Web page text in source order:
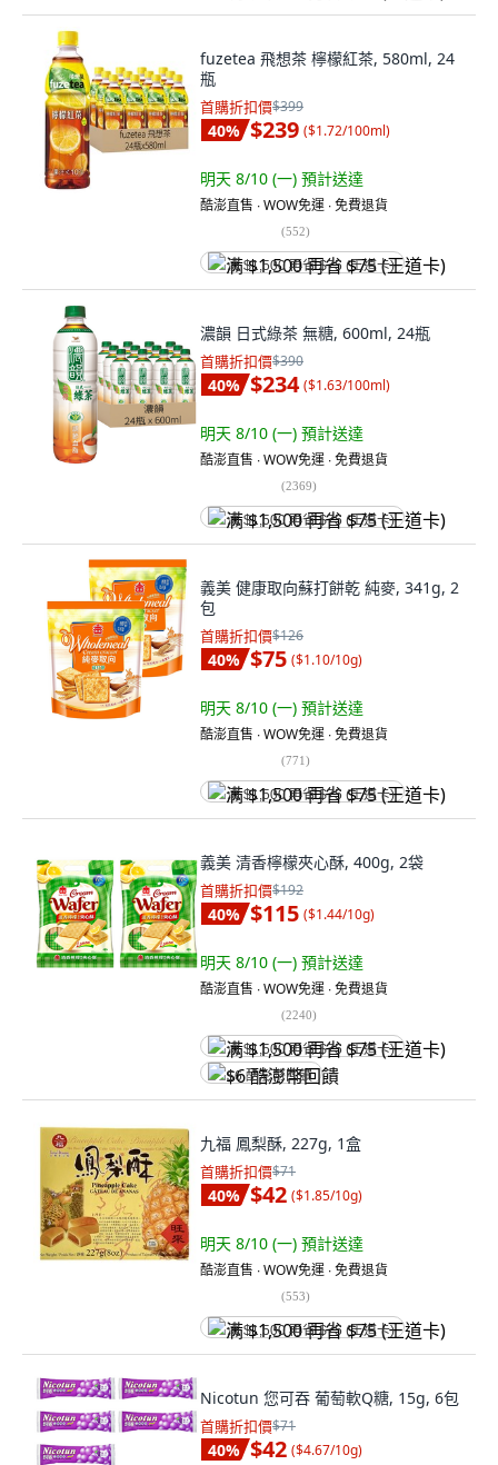
fuzetea 飛想茶 檸檬紅茶, 580ml, 24
瓶
首購折扣價$399
40% $239 ($1.72/100ml)
明天 8/10 (一) 預計送達
酷澎直售 ∙ WOW免運 ∙ 免費退貨
(552)
满 $1,500 再省 $75 (王道卡)
濃韻 日式綠茶 無糖, 600ml, 24瓶
首購折扣價$390
40% $234 ($1.63/100ml)
明天 8/10 (一) 預計送達
酷澎直售 ∙ WOW免運 ∙ 免費退貨
(2369)
满 $1,500 再省 $75 (王道卡)
義美 健康取向蘇打餅乾 純麥, 341g, 2
包
首購折扣價$126
40% $75 ($1.10/10g)
明天 8/10 (一) 預計送達
酷澎直售 ∙ WOW免運 ∙ 免費退貨
(771)
满 $1,500 再省 $75 (王道卡)
義美 清香檸檬夾心酥, 400g, 2袋
首購折扣價$192
40% $115 ($1.44/10g)
明天 8/10 (一) 預計送達
酷澎直售 ∙ WOW免運 ∙ 免費退貨
(2240)
满 $1,500 再省 $75 (王道卡)
$6 酷澎幣回饋
九福 鳳梨酥, 227g, 1盒
首購折扣價$71
40% $42 ($1.85/10g)
明天 8/10 (一) 預計送達
酷澎直售 ∙ WOW免運 ∙ 免費退貨
(553)
满 $1,500 再省 $75 (王道卡)
Nicotun 您可吞 葡萄軟Q糖, 15g, 6包
首購折扣價$71
40% $42 ($4.67/10g)